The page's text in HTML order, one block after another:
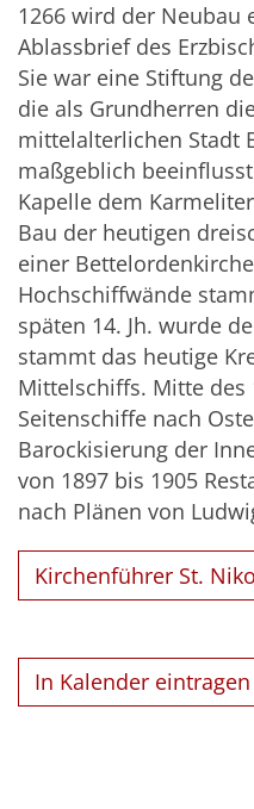
1266 wird der Neubau
Ablassbrief des
Sie war eine Stiftung
die als Grundherren
mittelalterlichen Stadt
maßgeblich
Kapelle dem
Bau der heutigen
einer
Hochschiff­wände
späten 14. Jh. wurde
stammt das heutige
Mittelschiffs. Mitte des
Seitenschiffe nach
Barockisierung der
von 1897 bis 1905
nach Plänen von
Kirchenführer St.
In Kalender eintragen